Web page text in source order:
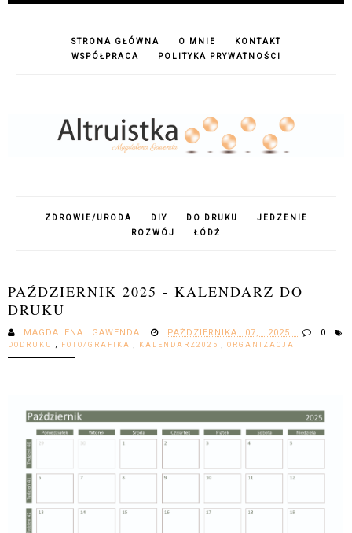
STRONA GŁÓWNA O MNIE
KONTAKT
WSPÓŁPRACA
POLITYKA PRYWATNOŚCI
ZDROWIE/URODA DIY DO DRUKU
JEDZENIE
ROZWÓJ
ŁÓDŹ
PAŹDZIERNIK 2025 - KALENDARZ DO
DRUKU
MAGDALENA GAWENDA PAŹDZIERNIKA 07, 2025 0
DODRUKU FOTO/GRAFIKA KALENDARZ2025 ORGANIZACJA